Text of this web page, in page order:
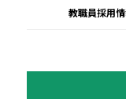
教職員採用